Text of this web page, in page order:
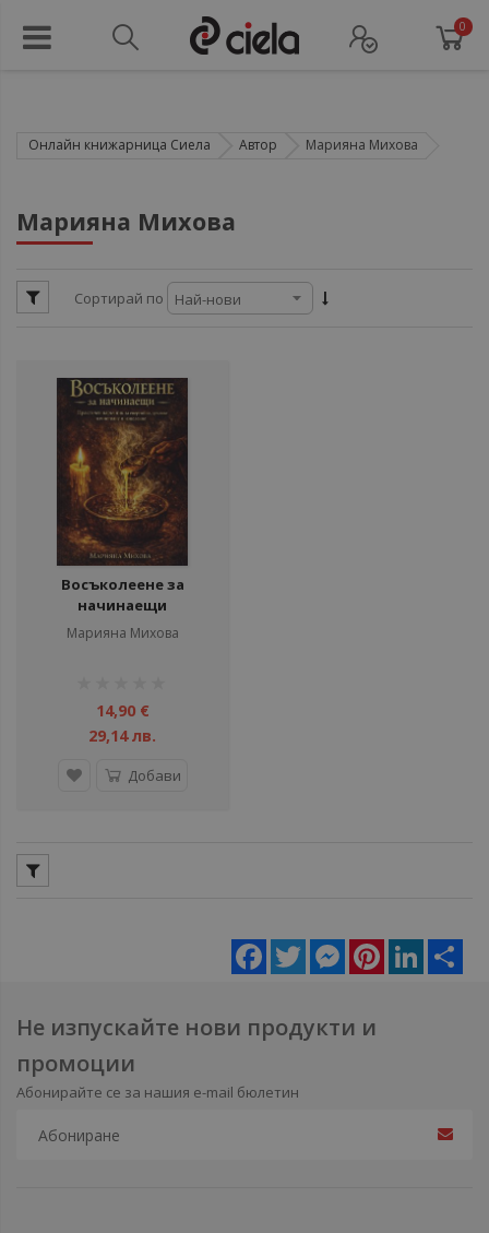
0
Онлайн книжарница Сиела Автор Марияна Михова
Марияна Михова
Сортирай по
Восъколеене за
начинаещи
Марияна Михова
14,90 €
29,14 лв.
Добави
Facebook
Twitter MessengerPinterestLinkedIn
Не изпускайте нови продукти и
промоции
Абонирайте се за нашия e-mail бюлетин